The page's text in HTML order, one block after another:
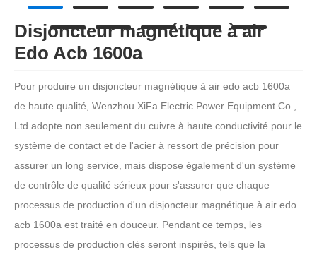
Disjoncteur magnétique à air
Edo Acb 1600a
Pour produire un disjoncteur magnétique à air edo acb 1600a
de haute qualité, Wenzhou XiFa Electric Power Equipment Co.,
Ltd adopte non seulement du cuivre à haute conductivité pour le
système de contact et de l'acier à ressort de précision pour
assurer un long service, mais dispose également d'un système
de contrôle de qualité sérieux pour s'assurer que chaque
processus de production d'un disjoncteur magnétique à air edo
acb 1600a est traité en douceur. Pendant ce temps, les
processus de production clés seront inspirés, tels que la